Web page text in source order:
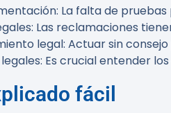
: La falta de
: Las reclamaciones
legal: Actuar sin
: Es crucial entender
fácil